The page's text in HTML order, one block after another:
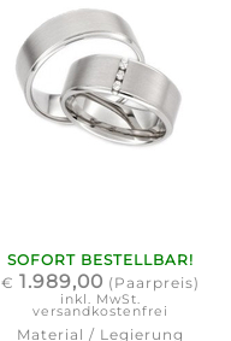
SOFORT BESTELLBAR!
€ 1.989,00 (Paarpreis)
inkl. MwSt.
versandkostenfrei
Material / Legierung